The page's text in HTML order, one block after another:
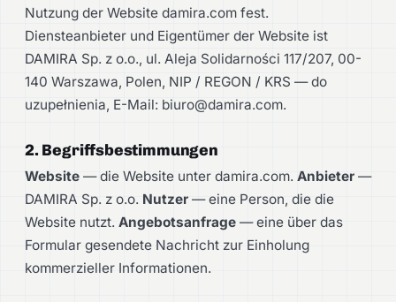
Nutzung der Website damira.com fest.
Diensteanbieter und Eigentümer der Website ist
DAMIRA Sp. z o.o., ul. Aleja Solidarności 117/207, 00-
140 Warszawa, Polen, NIP / REGON / KRS — do
uzupełnienia, E-Mail: biuro@damira.com.
2. Begriffsbestimmungen
Website — die Website unter damira.com. Anbieter —
DAMIRA Sp. z o.o. Nutzer — eine Person, die die
Website nutzt. Angebotsanfrage — eine über das
Formular gesendete Nachricht zur Einholung
kommerzieller Informationen.